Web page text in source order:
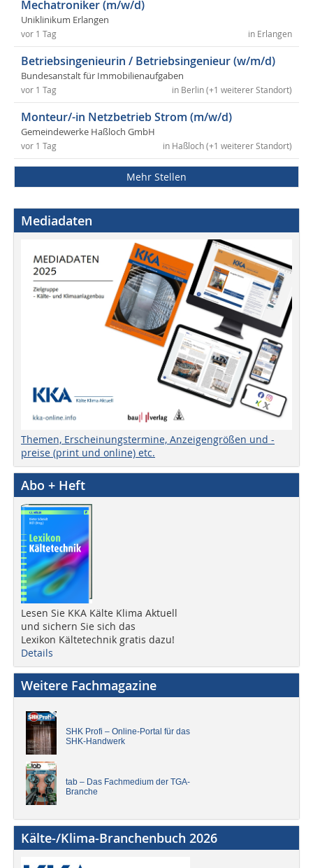
Mechatroniker (m/w/d)
Uniklinikum Erlangen
in Erlangen
vor 1 Tag
Betriebsingenieurin / Betriebsingenieur (w/m/d)
Bundesanstalt für Immobilienaufgaben
in Berlin (+1 weiterer Standort)
vor 1 Tag
Monteur/-in Netzbetrieb Strom (m/w/d)
Gemeindewerke Haßloch GmbH
in Haßloch (+1 weiterer Standort)
vor 1 Tag
Mehr Stellen
Mediadaten
Themen, Erscheinungstermine, Anzeigengrößen und -
preise (print und online) etc.
Abo + Heft
Lesen Sie KKA Kälte Klima Aktuell
und sichern Sie sich das
Lexikon Kältetechnik gratis dazu!
Details
Weitere Fachmagazine
SHK Profi – Online-Portal für das
SHK-Handwerk
tab – Das Fachmedium der TGA-
Branche
Kälte-/Klima-Branchenbuch 2026